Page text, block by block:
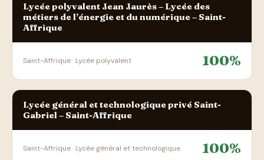
Lycée polyvalent Jean Jaurès – Lycée des
métiers de l’énergie et du numérique – Saint-
Affrique
Saint-Affrique · Lycée polyvalent 100%
Lycée général et technologique privé Saint-
Gabriel – Saint-Affrique
Saint-Affrique · Lycée général et technologique 100%